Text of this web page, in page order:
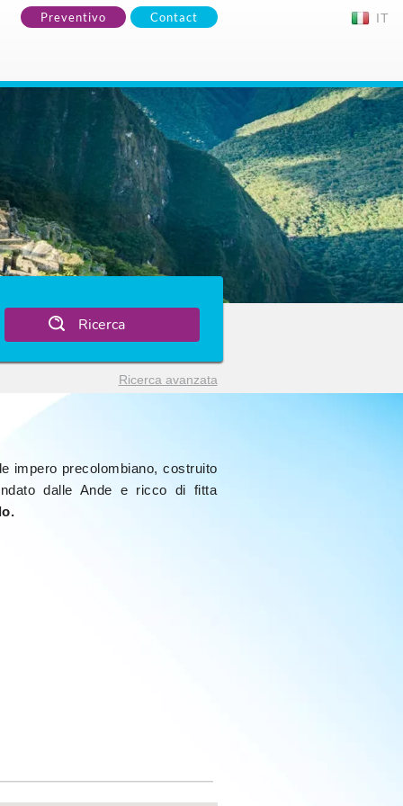
Preventivo Contact IT
Ricerca
Ricerca avanzata
impero precolombiano, costruito
dalle Ande e ricco di fitta